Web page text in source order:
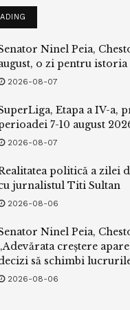
prevede explicit
pentru membrii
în masă, iar
media independente şi
remarcat lipsa
mass-media şi
a mijloacelor de
partidelor politice
menţionează raportul
drepturilor omului în
Ninel Peia,
o zi pentru
2026-08-07
Etapa a IV-a,
7-10 august
2026-08-07
politică a zilei
jurnalistul Titi Sultan
2026-08-06
Ninel Peia,
creștere
să schimbi lucrurile
2026-08-06